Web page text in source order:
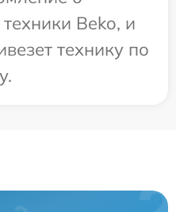
Beko, и
технику по